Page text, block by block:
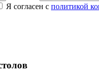
Я согласен с политикой